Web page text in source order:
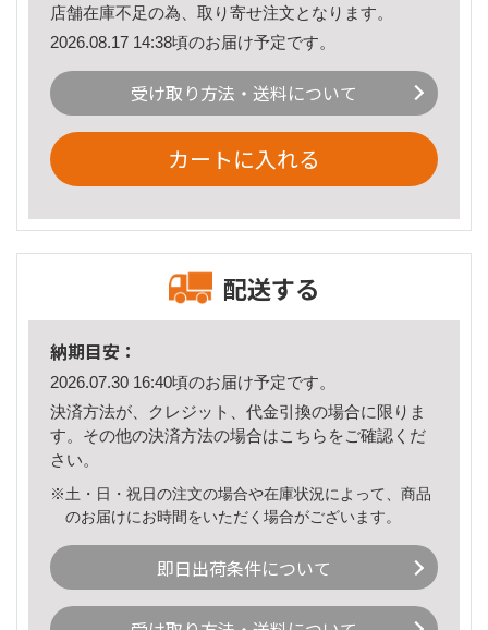
店舗在庫不足の為、取り寄せ注文となります。
2026.08.17 14:38頃のお届け予定です。
受け取り方法・送料について
カートに入れる
配送する
納期目安：
2026.07.30 16:40頃のお届け予定です。
決済方法が、クレジット、代金引換の場合に限りま
す。その他の決済方法の場合はこちら をご確認くだ
さい。
※土・日・祝日の注文の場合や在庫状況によって、商品
のお届けにお時間をいただく場合がございます。
即日出荷条件について